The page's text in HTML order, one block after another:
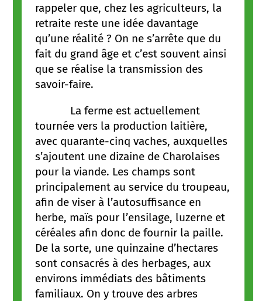
rappeler que, chez les agriculteurs, la
retraite reste une idée davantage
qu’une réalité ? On ne s’arrête que du
fait du grand âge et c’est souvent ainsi
que se réalise la transmission des
savoir-faire.
La ferme est actuellement
tournée vers la production laitière,
avec quarante-cinq vaches, auxquelles
s’ajoutent une dizaine de Charolaises
pour la viande. Les champs sont
principalement au service du troupeau,
afin de viser à l’autosuffisance en
herbe, maïs pour l’ensilage, luzerne et
céréales afin donc de fournir la paille.
De la sorte, une quinzaine d’hectares
sont consacrés à des herbages, aux
environs immédiats des bâtiments
familiaux. On y trouve des arbres